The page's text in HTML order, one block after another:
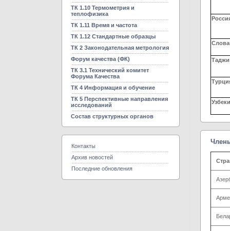
ТК 1.10 Термометрия и
теплофизика
ТК 1.11 Время и частота
ТК 1.12 Стандартные образцы
ТК 2 Законодательная метрология
Форум качества (ФК)
ТК 3.1 Технический комитет
Форума Качества
ТК 4 Информация и обучение
ТК 5 Перспективные направления
исследований
Состав структурных органов
Контакты
Архив новостей
Последние обновления